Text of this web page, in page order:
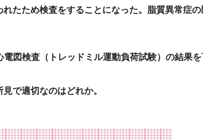
れたため検査をすることになった。脂質異常症
電図検査（トレッドミル運動負荷試験）の結果
で適切なのはどれか。